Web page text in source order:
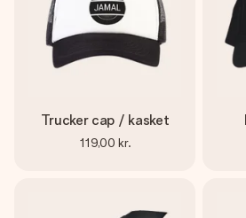
Trucker cap / kasket
119,00 kr.